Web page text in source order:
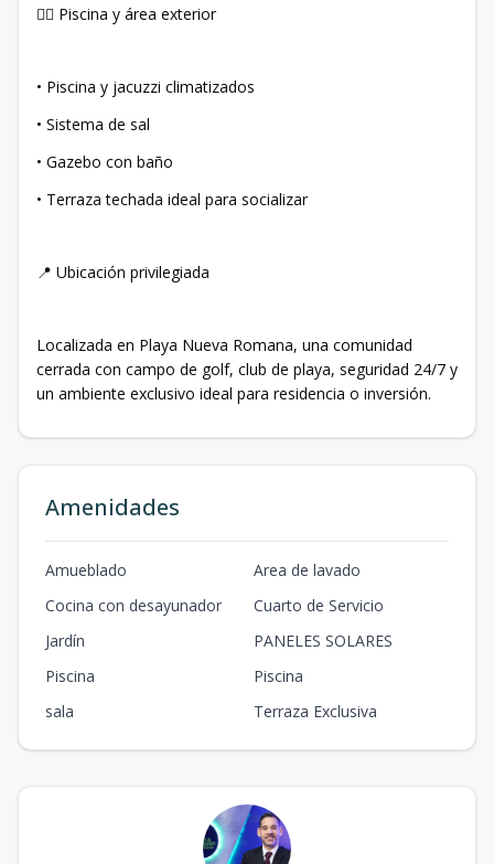
🏊‍♂️ Piscina y área exterior
• Piscina y jacuzzi climatizados
• Sistema de sal
• Gazebo con baño
• Terraza techada ideal para socializar
📍 Ubicación privilegiada
Localizada en Playa Nueva Romana, una comunidad
cerrada con campo de golf, club de playa, seguridad 24/7 y
un ambiente exclusivo ideal para residencia o inversión.
Amenidades
Amueblado
Area de lavado
Cocina con desayunador
Cuarto de Servicio
Jardín
PANELES SOLARES
Piscina
Piscina
sala
Terraza Exclusiva